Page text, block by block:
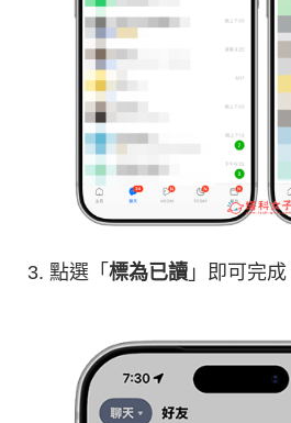
點選「 標為已讀 」即可完成